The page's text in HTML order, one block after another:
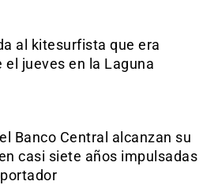
al kitesurfista que era
el jueves en la Laguna
Banco Central alcanzan su
casi siete años impulsadas